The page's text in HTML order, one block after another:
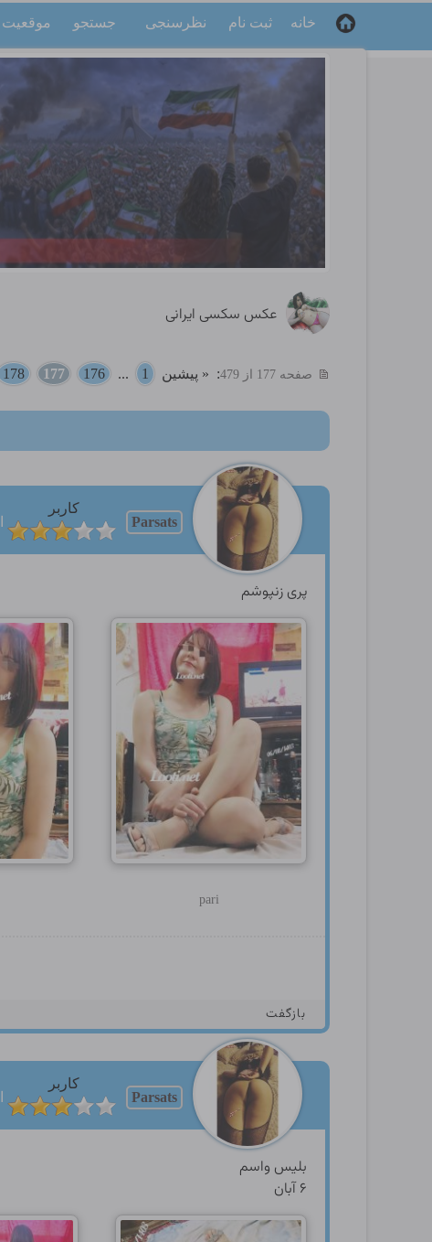
خانه ثبت نام نظرسنجی جستجو موقعیت
عکس سکسی ایرانی
صفحه 177 از 479 : « پیشین 1
...
176
177
178
Parsats
کاربر
پری زنپوشم
pari
بازگفت
Parsats
کاربر
بلیس واسم
۶ آبان